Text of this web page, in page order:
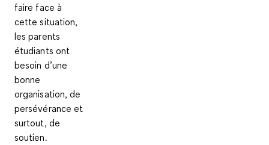
faire face à
cette situation,
les parents
étudiants ont
besoin d’une
bonne
organisation, de
persévérance et
surtout, de
soutien.